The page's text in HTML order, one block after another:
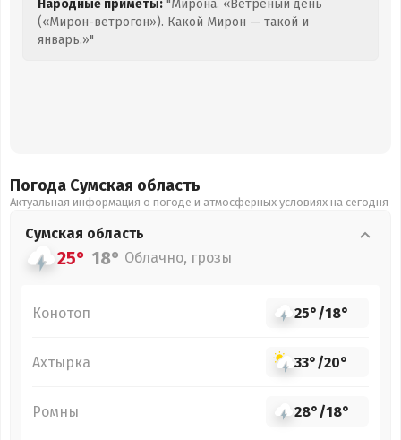
Народные приметы: "Мирона. «Ветреный день
(«Мирон-ветрогон»). Какой Мирон — такой и
январь.»"
Погода Сумская область
Актуальная информация о погоде и атмосферных условиях на сегодня
Сумская область
25° 18° Облачно, грозы
Конотоп 25°/18°
Ахтырка 33°/20°
Ромны 28°/18°